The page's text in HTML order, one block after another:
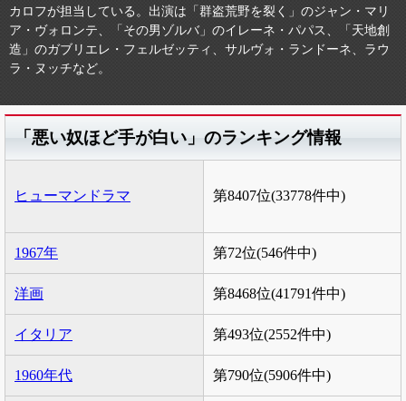
カロフが担当している。出演は「群盗荒野を裂く」のジャン・マリ
ア・ヴォロンテ、「その男ゾルバ」のイレーネ・パパス、「天地創
造」のガブリエレ・フェルゼッティ、サルヴォ・ランドーネ、ラウ
ラ・ヌッチなど。
「悪い奴ほど手が白い」のランキング情報
ヒューマンドラマ 第8407位(33778件中)
1967年 第72位(546件中)
洋画 第8468位(41791件中)
イタリア 第493位(2552件中)
1960年代 第790位(5906件中)